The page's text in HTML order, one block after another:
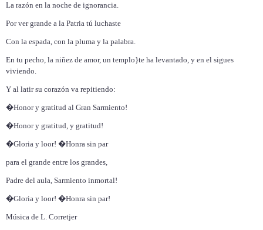
La razón en la noche de ignorancia.
Por ver grande a la Patria tú luchaste
Con la espada, con la pluma y la palabra.
En tu pecho, la niñez de amor, un templo}te ha levantado, y en el sigues
viviendo.
Y al latir su corazón va repitiendo:
�Honor y gratitud al Gran Sarmiento!
�Honor y gratitud, y gratitud!
�Gloria y loor! �Honra sin par
para el grande entre los grandes,
Padre del aula, Sarmiento inmortal!
�Gloria y loor! �Honra sin par!
Música de L. Corretjer